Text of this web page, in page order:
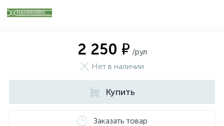
2 250 ₽ /рул
Нет в наличии
Купить
Заказать товар